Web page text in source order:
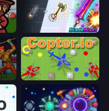
BladeBlast.io
Copter.io